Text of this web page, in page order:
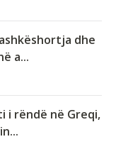
dhe
a...
i rëndë në Greqi,